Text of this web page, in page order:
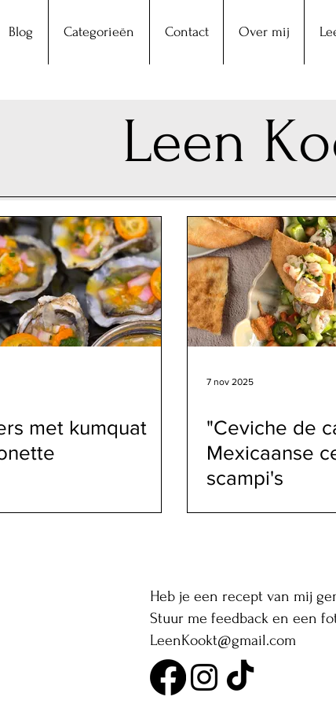
Blog Categorieën Contact Over mij
Leen
met kumquat
7 nov 2025
"Ceviche de
Mexicaanse
scampi's
Heb je een recept van mij
Stuur me feedback en een
LeenKookt@gmail.com